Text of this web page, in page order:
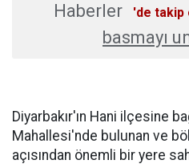
Haberler
'de takip
basmayı
Diyarbakır'ın Hani ilçesine
Mahallesi'nde bulunan ve
açısından önemli bir yere